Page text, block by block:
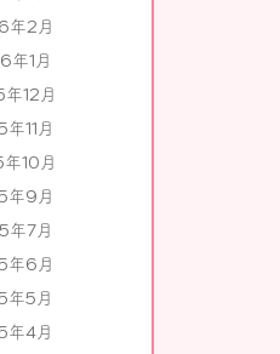
年2月
年1月
12月
11月
10月
年9月
年7月
年6月
5月
4月